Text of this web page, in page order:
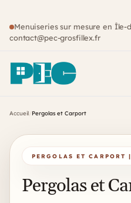
Menuiseries sur mesure en Île-
contact@pec-grosfillex.fr
Accueil/Pergolas et Carport
PERGOLAS ET
Pergolas et